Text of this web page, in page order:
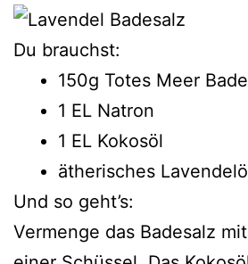
Du brauchst:
150g Totes Meer
1 EL Natron
1 EL Kokosöl
ätherisches
Und so geht’s:
Vermenge das Badesalz